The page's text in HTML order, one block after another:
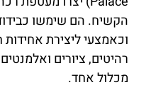
הקשיח. הם שימשו
וכאמצעי ליצירת אחידות
רהיטים, ציורים
מכלול אחד.